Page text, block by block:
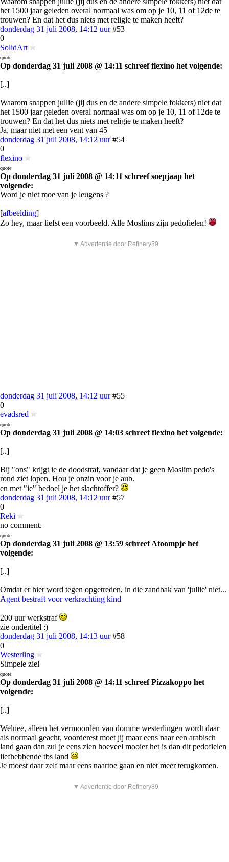
het 1500 jaar geleden overal normaal was om op je 10, 11 of 12de te
trouwen? En dat het dus niets met religie te maken heeft?
donderdag 31 juli 2008, 14:12 uur #53
0
SolidArt
quote:
Op donderdag 31 juli 2008 @ 14:11 schreef flexino het volgende:
[..]
Waarom snappen jullie (jij dus en de andere simpele fokkers) niet dat
het 1500 jaar geleden overal normaal was om op je 10, 11 of 12de te
trouwen? En dat het dus niets met religie te maken heeft?
Ja, maar niet met een vent van 45
donderdag 31 juli 2008, 14:12 uur #54
0
flexino
quote:
Op donderdag 31 juli 2008 @ 14:11 schreef soepjaap het
volgende:
Word je niet moe van je leugens ?
[afbeelding]
Zo hey, maar liefst een voorbeeld. Alle Moslims zijn pedofielen!
▼ Advertentie door Refinery89
donderdag 31 juli 2008, 14:12 uur #55
0
evadsred
quote:
Op donderdag 31 juli 2008 @ 14:03 schreef flexino het volgende:
[..]
Bij "ons" krijgt ie de doodstraf, vandaar dat je geen Moslim pedo's
rond ziet lopen. Hou je onzin voor je aub.
en met "ie" bedoel je het slachtoffer?
donderdag 31 juli 2008, 14:12 uur #57
0
Reki
no comment.
quote:
Op donderdag 31 juli 2008 @ 13:59 schreef Atoompje het
volgende:
[..]
Omdat er hier word tegen opgetreden, in die zandbak van 'jullie' niet...
Agent bestraft voor verkrachting kind
200 uur werkstraf
zie ondertitel :)
donderdag 31 juli 2008, 14:13 uur #58
0
Westerling
Simpele ziel
quote:
Op donderdag 31 juli 2008 @ 14:11 schreef Pizzakoppo het
volgende:
[..]
Welnee, alleen het vermoorden van domme westerlingen wordt daar
als normaal geacht, voorderest moet jij maar eens naar een arabisch
land gaan dan zul je eens zien hoeveel mooier het is dan dit pedofielen
liefhebbende tbs land
Je moest daar zelf maar eens naartoe gaan en niet meer terugkomen.
▼ Advertentie door Refinery89